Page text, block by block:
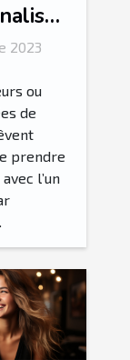
avec
ses
?
2023
ou
de
prendre
l’un